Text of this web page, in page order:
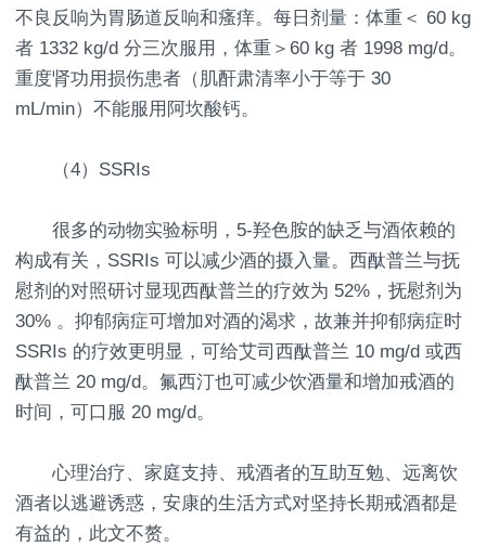
不良反响为胃肠道反响和瘙痒。每日剂量：体重＜ 60 kg
者 1332 kg/d 分三次服用，体重＞60 kg 者 1998 mg/d。
重度肾功用损伤患者（肌酐肃清率小于等于 30
mL/min）不能服用阿坎酸钙。
（4）SSRIs
很多的动物实验标明，5-羟色胺的缺乏与酒依赖的
构成有关，SSRIs 可以减少酒的摄入量。西酞普兰与抚
慰剂的对照研讨显现西酞普兰的疗效为 52%，抚慰剂为
30% 。抑郁病症可增加对酒的渴求，故兼并抑郁病症时
SSRIs 的疗效更明显，可给艾司西酞普兰 10 mg/d 或西
酞普兰 20 mg/d。氟西汀也可减少饮酒量和增加戒酒的
时间，可口服 20 mg/d。
心理治疗、家庭支持、戒酒者的互助互勉、远离饮
酒者以逃避诱惑，安康的生活方式对坚持长期戒酒都是
有益的，此文不赘。